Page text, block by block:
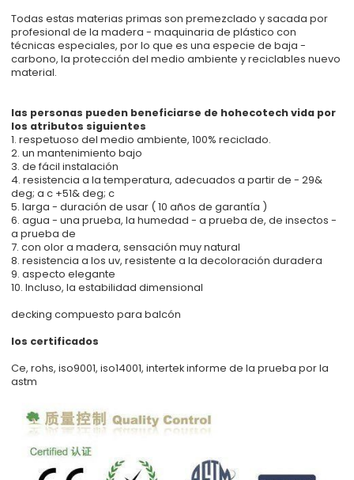
Todas estas materias primas son premezclado y sacada por
profesional de la madera - maquinaria de plástico con
técnicas especiales, por lo que es una especie de baja -
carbono, la protección del medio ambiente y reciclables nuevo
material.
las personas pueden beneficiarse de hohecotech vida por
los atributos siguientes
1. respetuoso del medio ambiente, 100% reciclado.
2. un mantenimiento bajo
3. de fácil instalación
4. resistencia a la temperatura, adecuados a partir de - 29&
deg; a c +51& deg; c
5. larga - duración de usar ( 10 años de garantía )
6. agua - una prueba, la humedad - a prueba de, de insectos -
a prueba de
7. con olor a madera, sensación muy natural
8. resistencia a los uv, resistente a la decoloración duradera
9. aspecto elegante
10. Incluso, la estabilidad dimensional
decking compuesto para balcón
los certificados
Ce, rohs, iso9001, iso14001, intertek informe de la prueba por la
astm